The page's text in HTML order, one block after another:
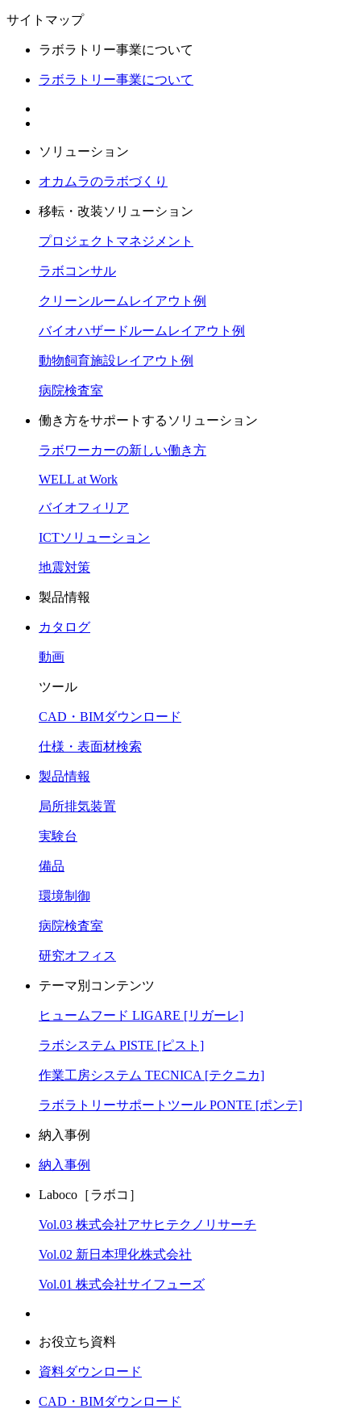
サイトマップ
ラボラトリー事業について
ラボラトリー事業について
ソリューション
オカムラのラボづくり
移転・改装ソリューション
プロジェクトマネジメント
ラボコンサル
クリーンルームレイアウト例
バイオハザードルームレイアウト例
動物飼育施設レイアウト例
病院検査室
働き方をサポートするソリューション
ラボワーカーの新しい働き方
WELL at Work
バイオフィリア
ICTソリューション
地震対策
製品情報
カタログ
動画
ツール
CAD・BIMダウンロード
仕様・表面材検索
製品情報
局所排気装置
実験台
備品
環境制御
病院検査室
研究オフィス
テーマ別コンテンツ
ヒュームフード LIGARE [リガーレ]
ラボシステム PISTE [ピスト]
作業工房システム TECNICA [テクニカ]
ラボラトリーサポートツール PONTE [ポンテ]
納入事例
納入事例
Laboco［ラボコ］
Vol.03 株式会社アサヒテクノリサーチ
Vol.02 新日本理化株式会社
Vol.01 株式会社サイフューズ
お役立ち資料
資料ダウンロード
CAD・BIMダウンロード